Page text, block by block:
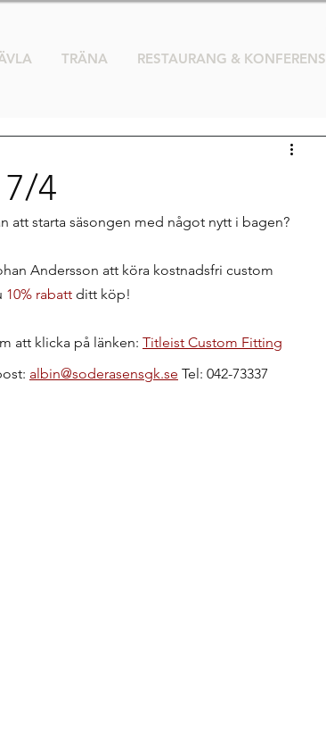
TRÄNA RESTAURANG & KONFERENS
4
att starta säsongen med något nytt i bagen?
Andersson att köra kostnadsfri custom
10% rabatt ditt köp!
att klicka på länken: Titleist Custom Fitting
albin@soderasensgk.se Tel: 042-73337